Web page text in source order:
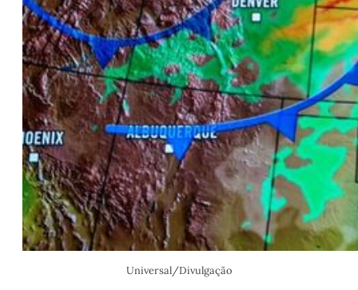
Universal/Divulgação